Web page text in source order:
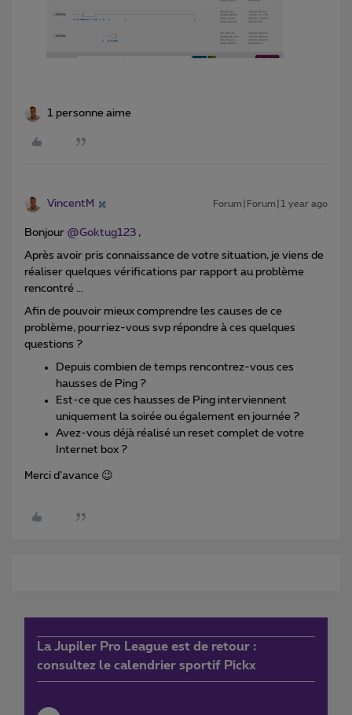
1 personne aime
VincentM Forum|Forum|1 year ago
Bonjour ​ @Goktug123 ,
Après avoir pris connaissance de votre situation, je viens de
réaliser quelques vérifications par rapport au problème
rencontré …
Afin de pouvoir mieux comprendre les causes de ce
problème, pourriez-vous svp répondre à ces quelques
questions ?
Depuis combien de temps rencontrez-vous ces
hausses de Ping ?
Est-ce que ces hausses de Ping interviennent
uniquement la soirée ou également en journée ?
Avez-vous déjà réalisé un reset complet de votre
Internet box ?
Merci d’avance 😉
La Jupiler Pro League est de retour :
consultez le calendrier sportif Pickx